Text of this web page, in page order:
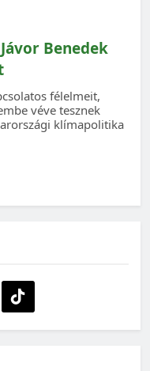
Benedek
félelmeit,
véve tesznek
klímapolitika